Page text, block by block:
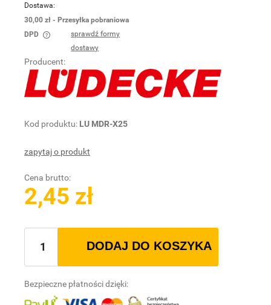
Dostawa:
30,00 zł - Przesyłka pobraniowa
DPD
Cena nie zawiera ewentualnych kosztów płatności
sprawdź formy
dostawy
Producent:
Kod produktu: LU MDR-X25
zapytaj o produkt
Cena brutto:
2,45 zł
DODAJ DO KOSZYKA
Bezpieczne płatności dzięki: